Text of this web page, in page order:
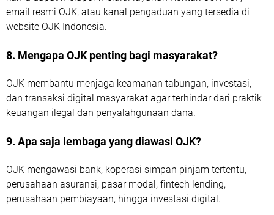
email resmi OJK, atau kanal pengaduan yang tersedia di
website OJK Indonesia.
8. Mengapa OJK penting bagi masyarakat?
OJK membantu menjaga keamanan tabungan, investasi,
dan transaksi digital masyarakat agar terhindar dari praktik
keuangan ilegal dan penyalahgunaan dana.
9. Apa saja lembaga yang diawasi OJK?
OJK mengawasi bank, koperasi simpan pinjam tertentu,
perusahaan asuransi, pasar modal, fintech lending,
perusahaan pembiayaan, hingga investasi digital.